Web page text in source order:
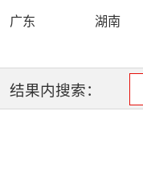
时尚
民生
站）
广东
湖南
辽宁
山西
海南
结果内搜索：